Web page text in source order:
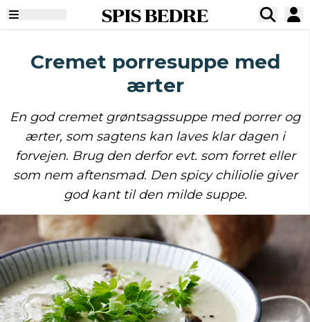
SPIS BEDRE
Cremet porresuppe med
ærter
En god cremet grøntsagssuppe med porrer og
ærter, som sagtens kan laves klar dagen i
forvejen. Brug den derfor evt. som forret eller
som nem aftensmad. Den spicy chiliolie giver
god kant til den milde suppe.